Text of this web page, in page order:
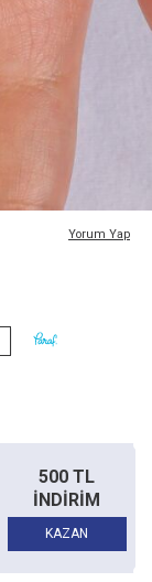
Yorum Yap
1500 TL
İNDİRİM
KAZAN